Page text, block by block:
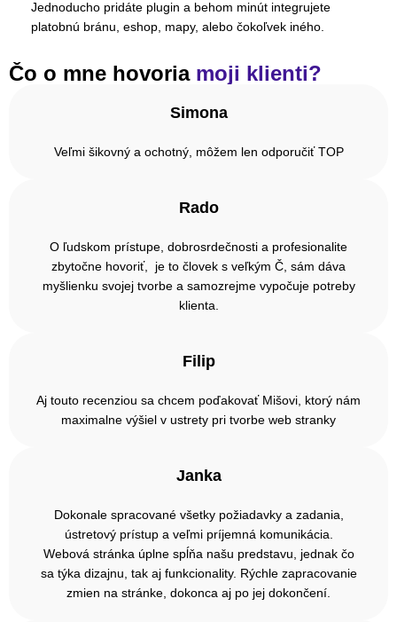
Jednoducho pridáte plugin a behom minút integrujete
platobnú bránu, eshop, mapy, alebo čokoľvek iného.
Čo o mne hovoriamoji klienti?
Simona
Veľmi šikovný a ochotný, môžem len odporučiť TOP
Rado
O ľudskom prístupe, dobrosrdečnosti a profesionalite
zbytočne hovoriť, je to človek s veľkým Č, sám dáva
myšlienku svojej tvorbe a samozrejme vypočuje potreby
klienta.
Filip
Aj touto recenziou sa chcem poďakovať Mišovi, ktorý nám
maximalne výšiel v ustrety pri tvorbe web stranky
Janka
Dokonale spracované všetky požiadavky a zadania,
ústretový prístup a veľmi príjemná komunikácia.
Webová stránka úplne spĺňa našu predstavu, jednak čo
sa týka dizajnu, tak aj funkcionality. Rýchle zapracovanie
zmien na stránke, dokonca aj po jej dokončení.